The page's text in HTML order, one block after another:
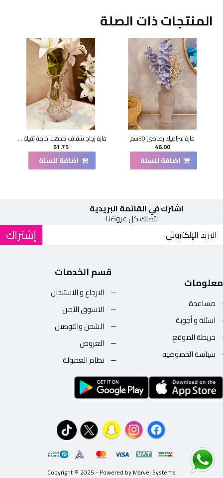
المنتجات ذات الصلة
فازة سراميك رصاصي 30سم
46.00
اضافة للسلة
فازة زجاج شفاف مذهب خامة ثقيلة 21 سم
51.75
اضافة للسلة
اشترك في القائمة البريدية
لتصلك كل عروضنا
إشتراك
معلومات
مساعدة
اسئلة و أجوبة
خريطة الموقع
سياسة الخصوصية
قسم الخدمات
الارجاع و الاستبدال
التسوق الآمن
الشحن والتوصيل
العروض
نظام العمولة
Copyright © 2025 - Powered by Marvel Systems